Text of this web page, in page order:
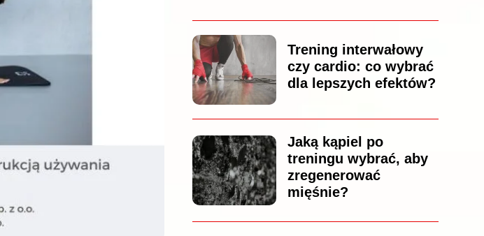
Trening interwałowy
czy cardio: co wybrać
dla lepszych efektów?
Jaką kąpiel po
treningu wybrać, aby
zregenerować
mięśnie?